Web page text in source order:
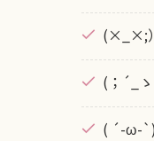
(×_×;）
(；´_
( ´-ω-